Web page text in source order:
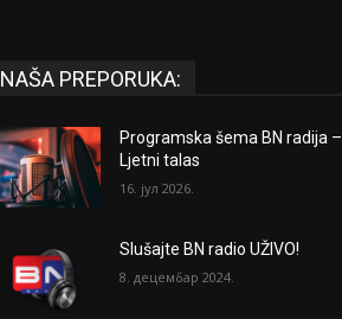
NAŠA PREPORUKA:
Programska šema BN radija –
Ljetni talas
16. јул 2026.
Slušajte BN radio UŽIVO!
8. децембар 2024.